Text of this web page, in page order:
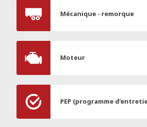
Mécanique - remorque
Moteur
PEP (programme